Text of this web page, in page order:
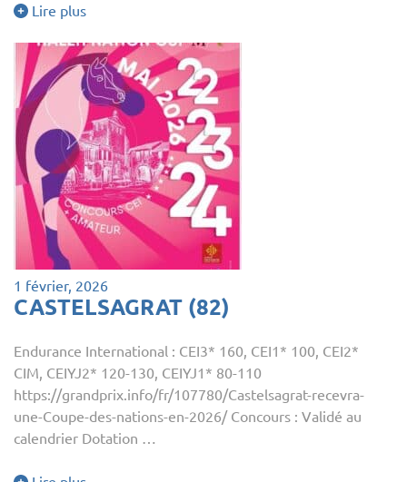
Lire plus
1 février, 2026
CASTELSAGRAT (82)
Endurance International : CEI3* 160, CEI1* 100, CEI2*
CIM, CEIYJ2* 120-130, CEIYJ1* 80-110
https://grandprix.info/fr/107780/Castelsagrat-recevra-
une-Coupe-des-nations-en-2026/ Concours : Validé au
calendrier Dotation …